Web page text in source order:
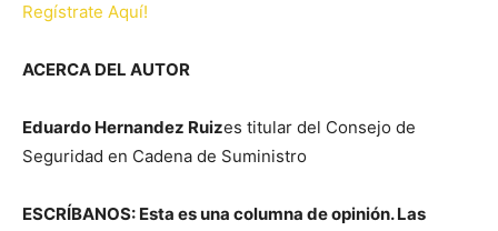
Regístrate Aquí!
ACERCA DEL AUTOR
Eduardo Hernandez Ruizes titular del Consejo de
Seguridad en Cadena de Suministro
ESCRÍBANOS: Esta es una columna de opinión. Las